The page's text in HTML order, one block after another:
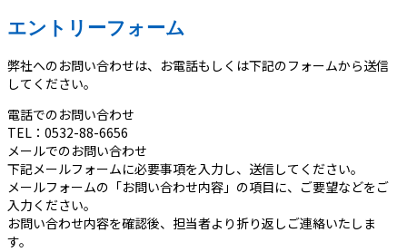
エントリーフォーム
弊社へのお問い合わせは、お電話もしくは下記のフォームから送信
してください。
電話でのお問い合わせ
TEL：0532-88-6656
メールでのお問い合わせ
下記メールフォームに必要事項を入力し、送信してください。
メールフォームの「お問い合わせ内容」の項目に、ご要望などをご
入力ください。
お問い合わせ内容を確認後、担当者より折り返しご連絡いたしま
す。